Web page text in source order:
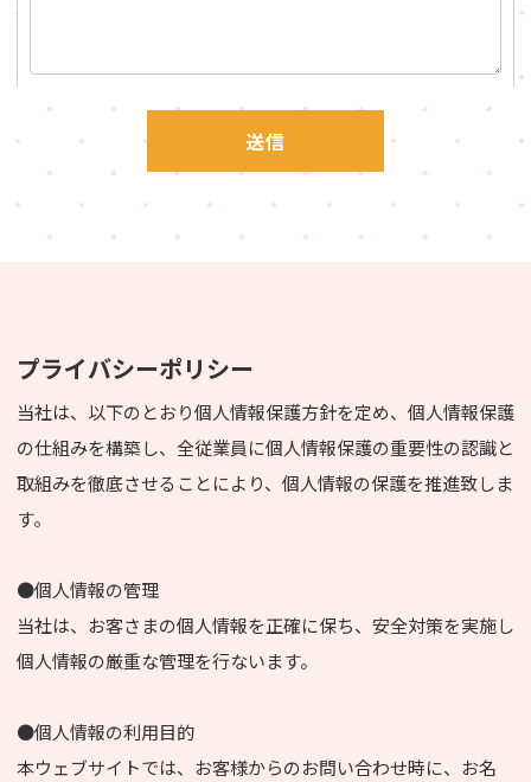
プライバシーポリシー
当社は、以下のとおり個人情報保護方針を定め、個人情報保護
の仕組みを構築し、全従業員に個人情報保護の重要性の認識と
取組みを徹底させることにより、個人情報の保護を推進致しま
す。
●個人情報の管理
当社は、お客さまの個人情報を正確に保ち、安全対策を実施し
個人情報の厳重な管理を行ないます。
●個人情報の利用目的
本ウェブサイトでは、お客様からのお問い合わせ時に、お名